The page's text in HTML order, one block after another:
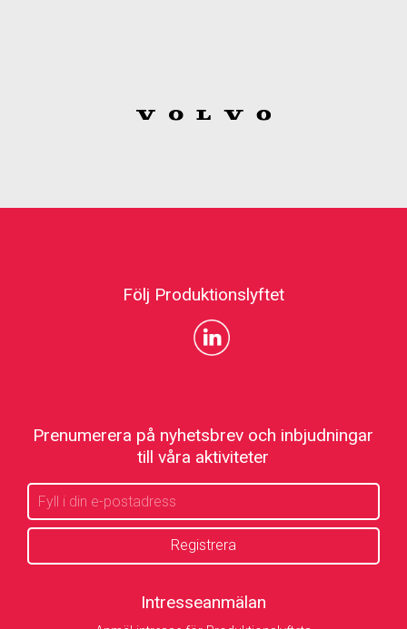
Följ Produktionslyftet
Prenumerera på nyhetsbrev och inbjudningar
till våra aktiviteter
Intresseanmälan